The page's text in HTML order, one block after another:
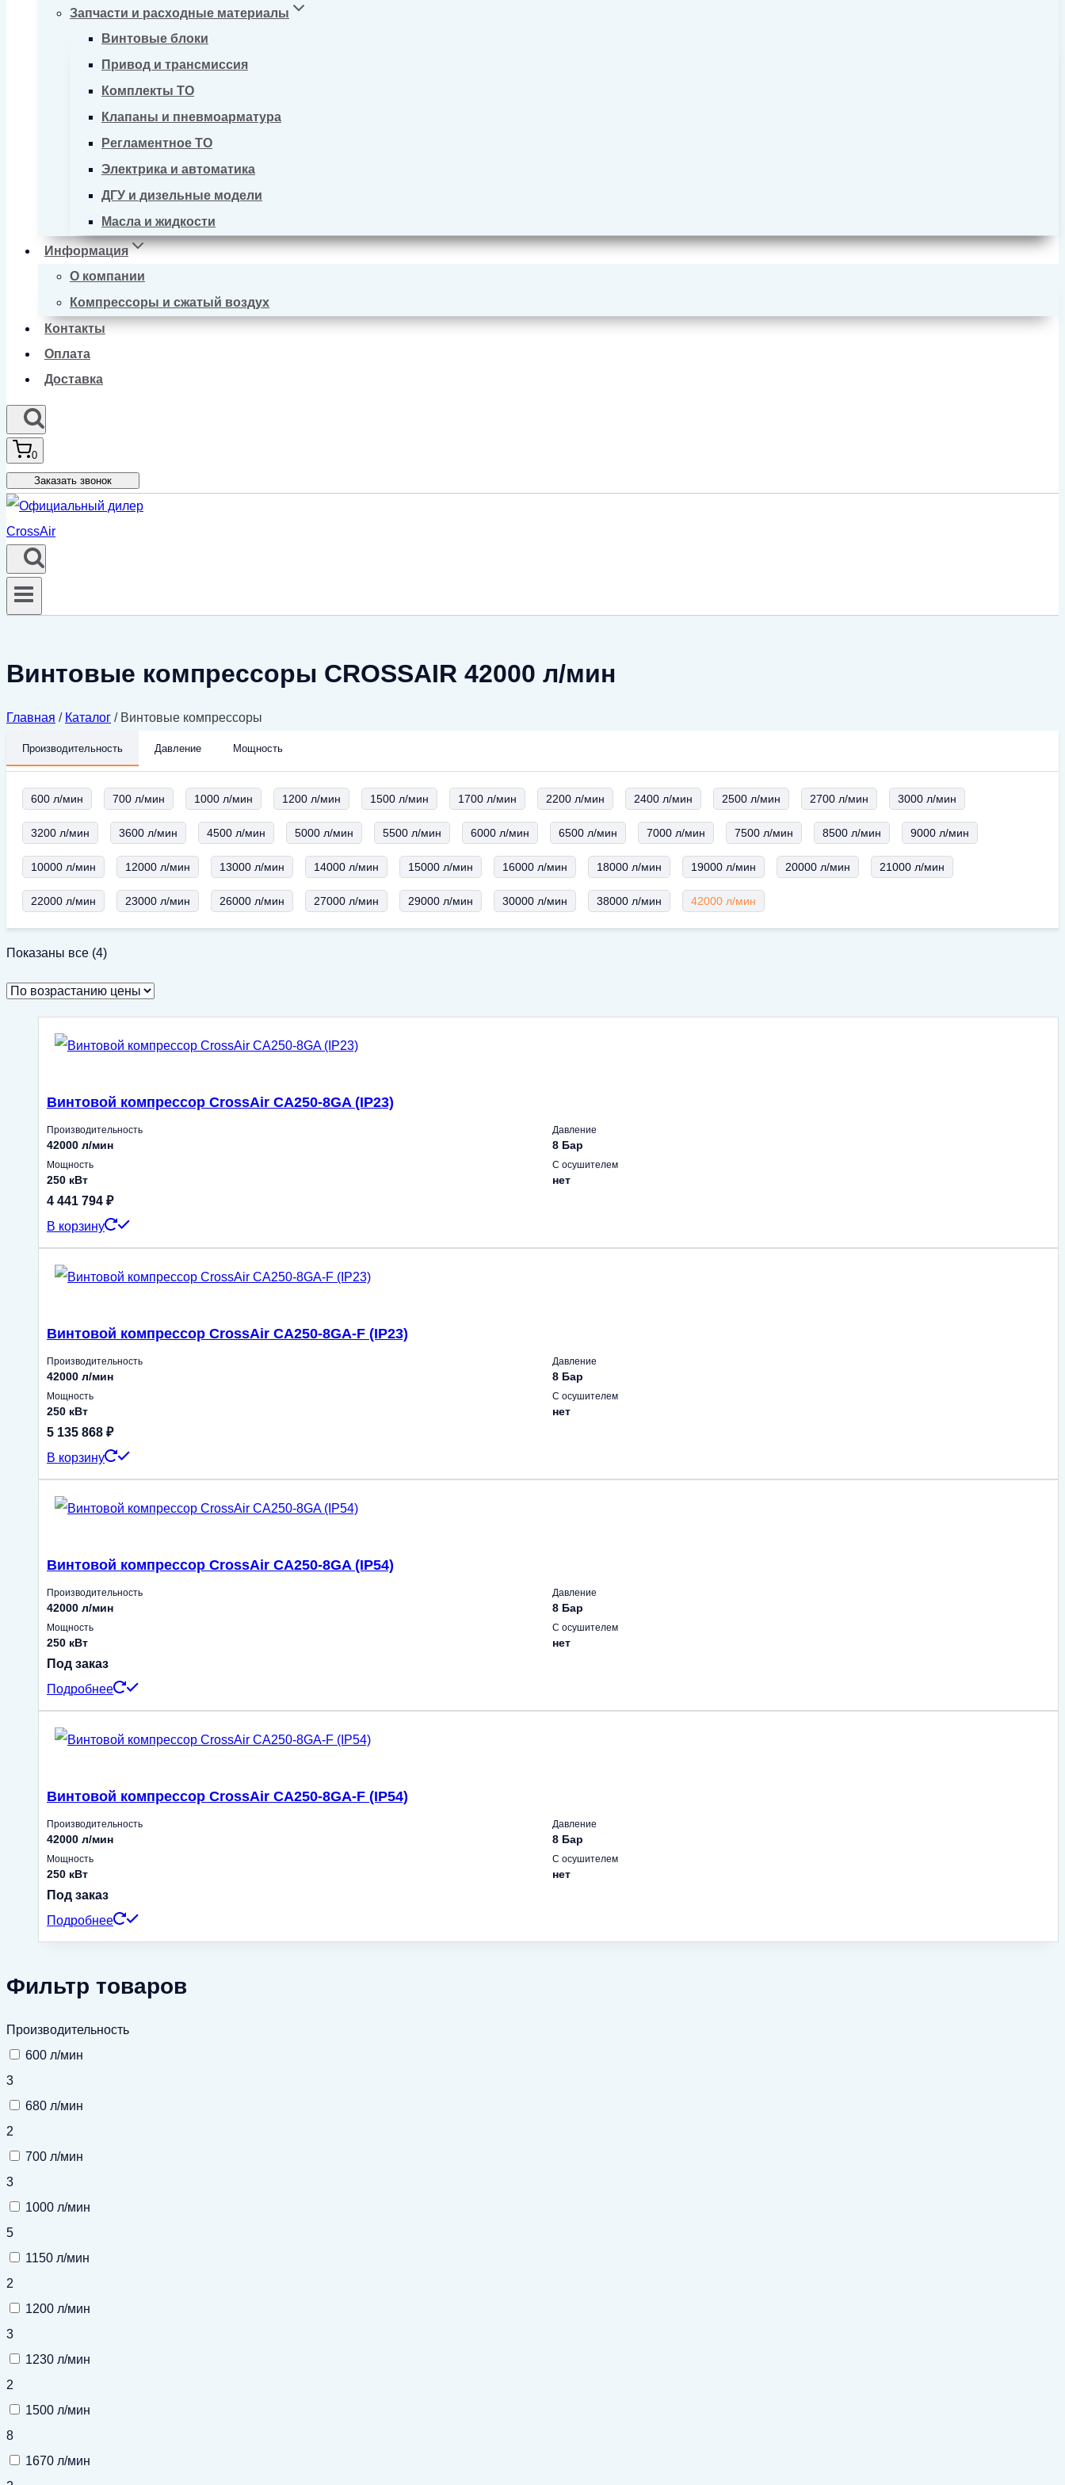
Запчасти и расходные материалы
Винтовые блоки
Привод и трансмиссия
Комплекты ТО
Клапаны и пневмоарматура
Регламентное ТО
Электрика и автоматика
ДГУ и дизельные модели
Масла и жидкости
Информация
О компании
Компрессоры и сжатый воздух
Контакты
Оплата
Доставка
0
Заказать звонок
Винтовые компрессоры CROSSAIR 42000 л/мин
Главная / Каталог / Винтовые компрессоры
Производительность Давление Мощность
600 л/мин 700 л/мин 1000 л/мин 1200 л/мин 1500 л/мин 1700 л/мин 2200 л/мин 2400 л/мин 2500 л/мин 2700 л/мин 3000 л/мин
3200 л/мин 3600 л/мин 4500 л/мин 5000 л/мин 5500 л/мин 6000 л/мин 6500 л/мин 7000 л/мин 7500 л/мин 8500 л/мин 9000 л/мин
10000 л/мин 12000 л/мин 13000 л/мин 14000 л/мин 15000 л/мин 16000 л/мин 18000 л/мин 19000 л/мин 20000 л/мин 21000 л/мин
22000 л/мин 23000 л/мин 26000 л/мин 27000 л/мин 29000 л/мин 30000 л/мин 38000 л/мин 42000 л/мин
Показаны все (4)Цены:
возрастанию
Винтовой компрессор CrossAir CA250-8GA (IP23)
Производительность
42000 л/мин
Давление
8 Бар
Мощность
250 кВт
С осушителем
нет
4 441 794 ₽
В корзину
Винтовой компрессор CrossAir CA250-8GA-F (IP23)
Производительность
42000 л/мин
Давление
8 Бар
Мощность
250 кВт
С осушителем
нет
5 135 868 ₽
В корзину
Винтовой компрессор CrossAir CA250-8GA (IP54)
Производительность
42000 л/мин
Давление
8 Бар
Мощность
250 кВт
С осушителем
нет
Под заказ
Подробнее
Винтовой компрессор CrossAir CA250-8GA-F (IP54)
Производительность
42000 л/мин
Давление
8 Бар
Мощность
250 кВт
С осушителем
нет
Под заказ
Подробнее
Фильтр товаров
Производительность
600 л/мин
3
680 л/мин
2
700 л/мин
3
1000 л/мин
5
1150 л/мин
2
1200 л/мин
3
1230 л/мин
2
1500 л/мин
8
1670 л/мин